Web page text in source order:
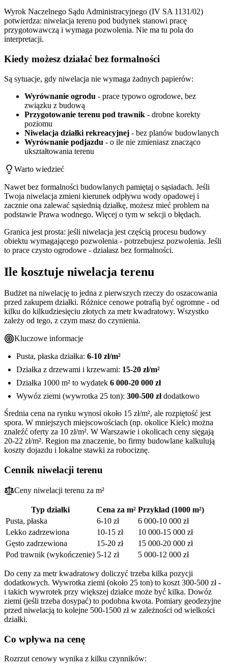
Wyrok Naczelnego Sądu Administracyjnego (IV SA 1131/02)
potwierdza: niwelacja terenu pod budynek stanowi pracę
przygotowawczą i wymaga pozwolenia. Nie ma tu pola do
interpretacji.
Kiedy możesz działać bez formalności
Są sytuacje, gdy niwelacja nie wymaga żadnych papierów:
Wyrównanie ogrodu - prace typowo ogrodowe, bez
związku z budową
Przygotowanie terenu pod trawnik - drobne korekty
poziomu
Niwelacja działki rekreacyjnej - bez planów budowlanych
Wyrównanie podjazdu - o ile nie zmieniasz znacząco
ukształtowania terenu
Warto wiedzieć
Nawet bez formalności budowlanych pamiętaj o sąsiadach. Jeśli
Twoja niwelacja zmieni kierunek odpływu wody opadowej i
zacznie ona zalewać sąsiednią działkę, możesz mieć problem na
podstawie Prawa wodnego. Więcej o tym w sekcji o błędach.
Granica jest prosta: jeśli niwelacja jest częścią procesu budowy
obiektu wymagającego pozwolenia - potrzebujesz pozwolenia. Jeśli
to prace czysto ogrodowe - działasz bez formalności.
Ile kosztuje niwelacja terenu
Budżet na niwelację to jedna z pierwszych rzeczy do oszacowania
przed zakupem działki. Różnice cenowe potrafią być ogromne - od
kilku do kilkudziesięciu złotych za metr kwadratowy. Wszystko
zależy od tego, z czym masz do czynienia.
Kluczowe informacje
Pusta, płaska działka: 6-10 zł/m²
Działka z drzewami i krzewami: 15-20 zł/m²
Działka 1000 m² to wydatek 6 000-20 000 zł
Wywóz ziemi (wywrotka 25 ton): 300-500 złdodatkowo
Średnia cena na rynku wynosi około 15 zł/m², ale rozpiętość jest
spora. W mniejszych miejscowościach (np. okolice Kielc) można
znaleźć oferty za 10 zł/m². W Warszawie i okolicach ceny sięgają
20-22 zł/m². Region ma znaczenie, bo firmy budowlane kalkulują
koszty dojazdu i lokalne stawki za robociznę.
Cennik niwelacji terenu
Ceny niwelacji terenu za m²
Typ działki Cena za m² Przykład (1000 m²)
Pusta, płaska
6-10 zł
6 000-10 000 zł
Lekko zadrzewiona
10-15 zł
10 000-15 000 zł
Gęsto zadrzewiona
15-20 zł
15 000-20 000 zł
Pod trawnik (wykończenie) 5-12 zł 5 000-12 000 zł
Do ceny za metr kwadratowy doliczyć trzeba kilka pozycji
dodatkowych. Wywrotka ziemi (około 25 ton) to koszt 300-500 zł -
i takich wywrotek przy większej działce może być kilka. Dowóz
ziemi (jeśli trzeba dosypać) to podobna kwota. Pomiary geodezyjne
przed niwelacją to kolejne 500-1500 zł w zależności od wielkości
działki.
Co wpływa na cenę
Rozrzut cenowy wynika z kilku czynników: